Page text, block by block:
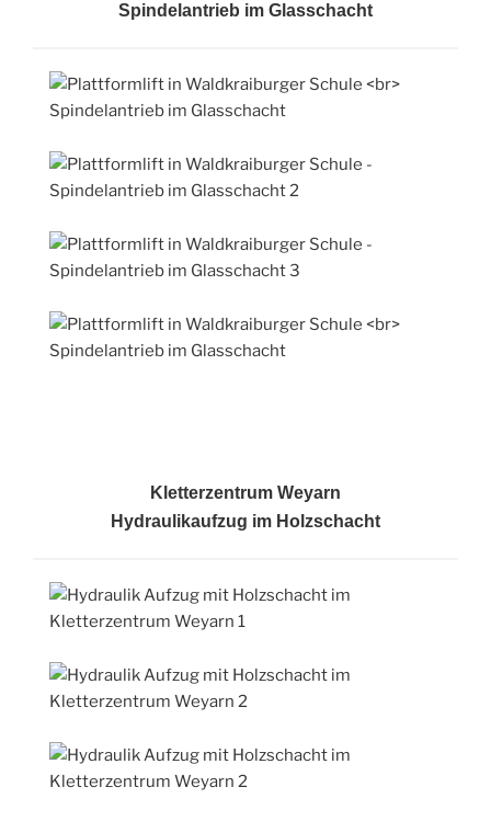
Spindelantrieb im Glasschacht
Kletterzentrum Weyarn
Hydraulikaufzug im Holzschacht